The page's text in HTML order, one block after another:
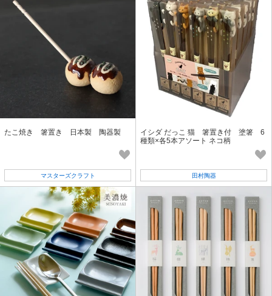
たこ焼き 箸置き 日本製 陶器製
マスターズクラフト
イシダ だっこ 猫 箸置き付 塗箸 6
種類×各5本アソート ネコ柄
田村陶器